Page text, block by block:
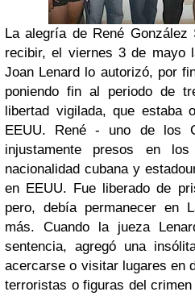
La alegría de René
recibir, el viernes 3 de mayo
Joan Lenard lo autorizó, por
poniendo fin al periodo de
libertad vigilada, que estaba
EEUU. René - uno de los
injustamente presos en
nacionalidad cubana y
en EEUU. Fue liberado de
pero, debía permanecer en
más. Cuando la jueza
sentencia, agregó una
acercarse o visitar lugares en
terroristas o figuras del